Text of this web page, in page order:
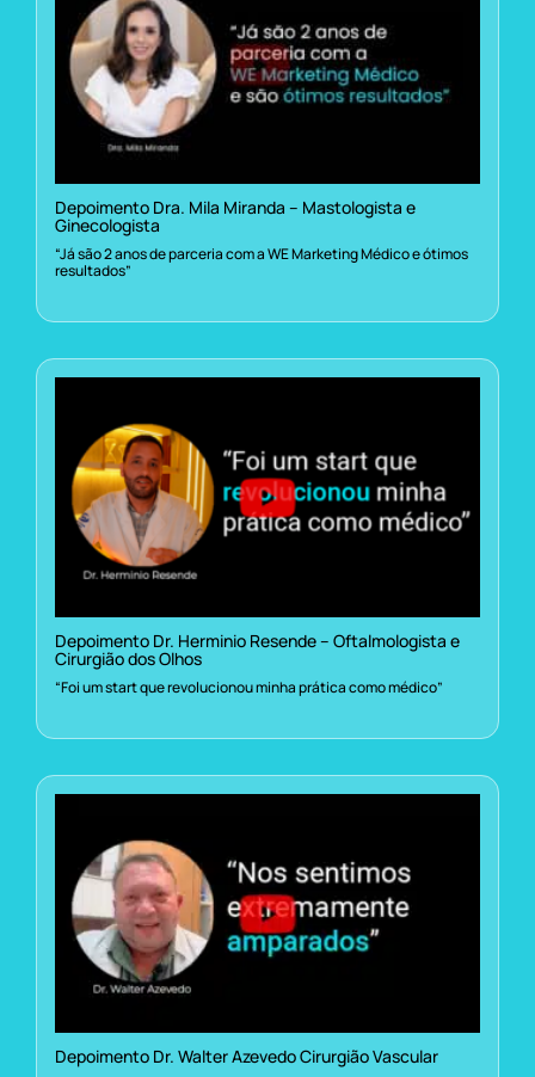
Depoimento Dra. Mila Miranda – Mastologista e
Ginecologista
“Já são 2 anos de parceria com a WE Marketing Médico e ótimos
resultados”
Depoimento Dr. Herminio Resende – Oftalmologista e
Cirurgião dos Olhos
“Foi um start que revolucionou minha prática como médico”
Depoimento Dr. Walter Azevedo Cirurgião Vascular